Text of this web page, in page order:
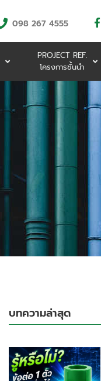
098 267 4555
PROJECT REF.
โครงการชั้นนำ
บทความล่าสุด